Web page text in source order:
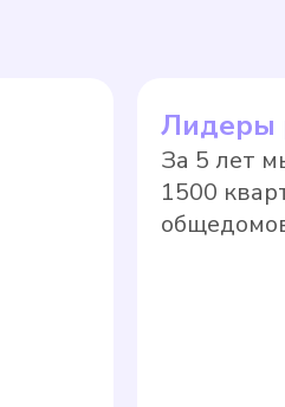
могут
прибора учета
сроки в
значительно
Лидеры
За 5 лет
1500